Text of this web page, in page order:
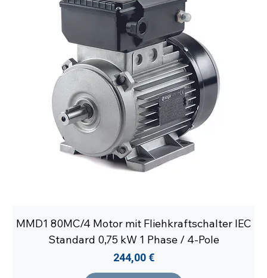
MMD1 80MC/4 Motor mit Fliehkraftschalter IEC
Standard 0,75 kW 1 Phase / 4-Pole
Preis
244,00 €